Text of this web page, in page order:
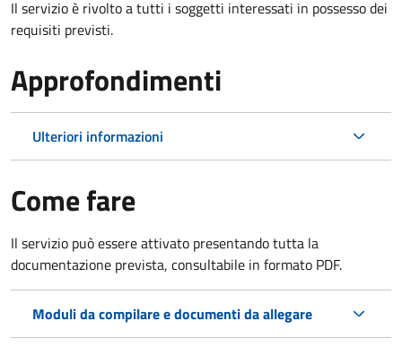
Il servizio è rivolto a tutti i soggetti interessati in possesso dei
requisiti previsti.
Approfondimenti
Ulteriori informazioni
Come fare
Il servizio può essere attivato presentando tutta la
documentazione prevista, consultabile in formato PDF.
Moduli da compilare e documenti da allegare